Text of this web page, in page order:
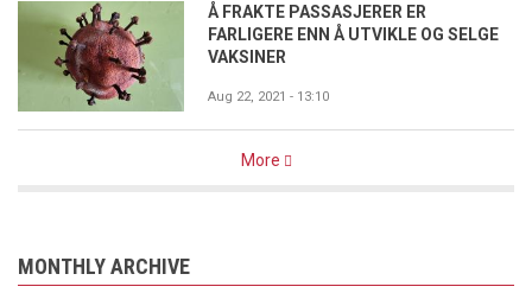
Å FRAKTE PASSASJERER ER
FARLIGERE ENN Å UTVIKLE OG SELGE
VAKSINER
Aug 22, 2021 - 13:10
More
MONTHLY ARCHIVE